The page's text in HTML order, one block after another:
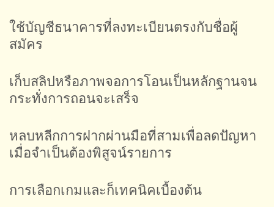
ใช้บัญชีธนาคารที่ลงทะเบียนตรงกับชื่อผู้
สมัคร
เก็บสลิปหรือภาพจอการโอนเป็นหลักฐานจน
กระทั่งการถอนจะเสร็จ
หลบหลีกการฝากผ่านมือที่สามเพื่อลดปัญหา
เมื่อจำเป็นต้องพิสูจน์รายการ
การเลือกเกมและก็เทคนิคเบื้องต้น